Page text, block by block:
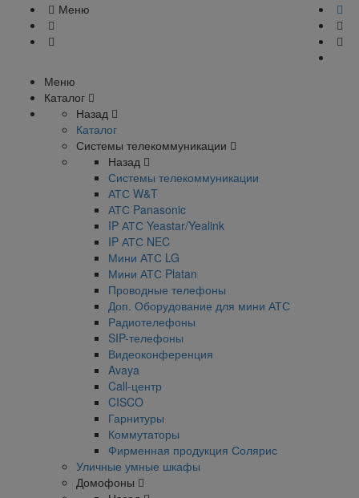
Меню
Меню
Каталог
Назад
Каталог
Системы телекоммуникации
Назад
Системы телекоммуникации
АТС W&T
АТС Panasonic
IP АТС Yeastar/Yealink
IP АТС NEC
Мини АТС LG
Мини АТС Platan
Проводные телефоны
Доп. Оборудование для мини АТС
Радиотелефоны
SIP-телефоны
Видеоконференция
Avaya
Call-центр
CISCO
Гарнитуры
Коммутаторы
Фирменная продукция Солярис
Уличные умные шкафы
Домофоны